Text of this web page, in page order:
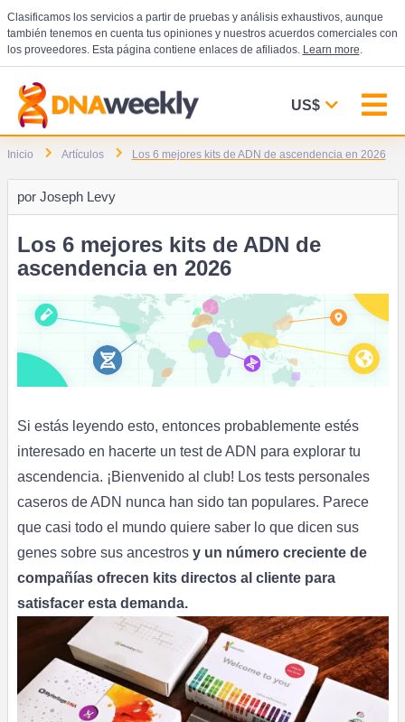
Clasificamos los servicios a partir de pruebas y análisis exhaustivos, aunque
también tenemos en cuenta tus opiniones y nuestros acuerdos comerciales con
los proveedores. Esta página contiene enlaces de afiliados. Learn more.
US$
Inicio Artículos Los 6 mejores kits de ADN de ascendencia en 2026
por Joseph Levy
Los 6 mejores kits de ADN de
ascendencia en 2026
Si estás leyendo esto, entonces probablemente estés
interesado en hacerte un test de ADN para explorar tu
ascendencia. ¡Bienvenido al club! Los tests personales
caseros de ADN nunca han sido tan populares. Parece
que casi todo el mundo quiere saber lo que dicen sus
genes sobre sus ancestros y un número creciente de
compañías ofrecen kits directos al cliente para
satisfacer esta demanda.